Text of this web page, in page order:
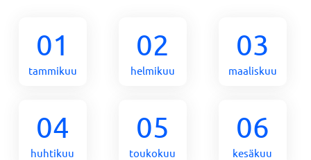
01
tammikuu
02
helmikuu
03
maaliskuu
04
huhtikuu
05
toukokuu
06
kesäkuu